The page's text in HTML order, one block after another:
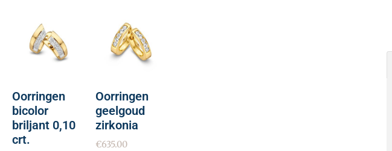
Oorringen
bicolor
briljant 0,10
crt.
Oorringen
geelgoud
zirkonia
€635.00